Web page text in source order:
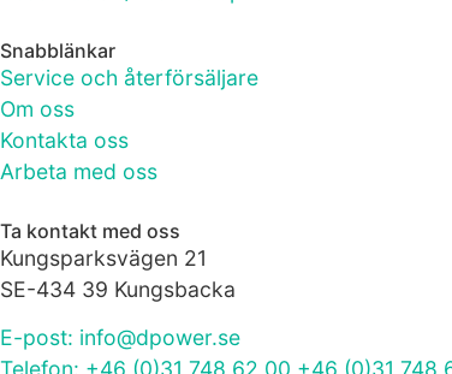
Snabblänkar
Service och återförsäljare
Om oss
Kontakta oss
Arbeta med oss
Ta kontakt med oss
Kungsparksvägen 21
SE-434 39 Kungsbacka
E-post: info@dpower.se
Telefon: +46 (0)31 748 62 00 +46 (0)31 748
att försvinna
från
hemsidan.
Marknadsföring
med dig av dina
intressen och ditt
beteende när du
surfar ökar du
chansen att få se
personligt